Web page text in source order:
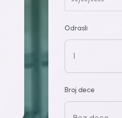
Odrasli
Broj dece